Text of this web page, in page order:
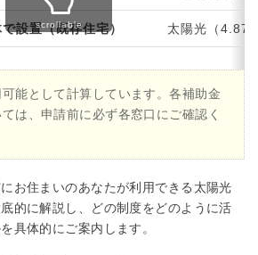
設置（既存住宅） 太陽光（
能として計算しています。各補助金
は、申請前に必ず各窓口にご確認く
お住まいのあなたが利用できる太陽光
的に解説し、どの制度をどのように活
具体的にご案内します。